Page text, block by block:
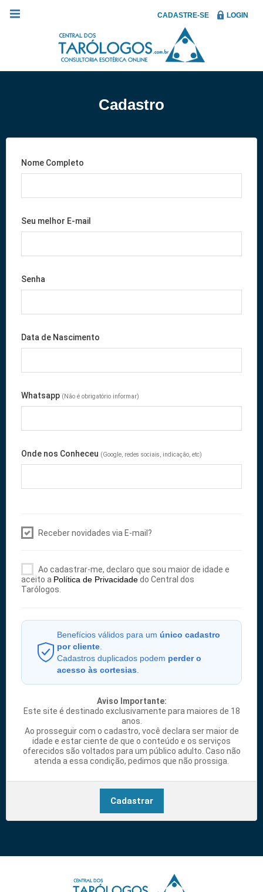
CADASTRE-SE LOGIN
Cadastro
Nome Completo
Seu melhor E-mail
Senha
Data de Nascimento
Whatsapp (Não é obrigatório informar)
Onde nos Conheceu (Google, redes sociais, indicação, etc)
Receber novidades via E-mail?
Ao cadastrar-me, declaro que sou maior de idade e
aceito a Política de Privacidadedo Central dos
Tarólogos.
Benefícios válidos para um único cadastro
por cliente
Cadastros duplicados podem perder o
acesso às cortesias
Aviso Importante:
Este site é destinado exclusivamente para maiores de 18
anos.
Ao prosseguir com o cadastro, você declara ser maior de
idade e estar ciente de que o conteúdo e os serviços
oferecidos são voltados para um público adulto. Caso não
atenda a essa condição, pedimos que não prossiga.